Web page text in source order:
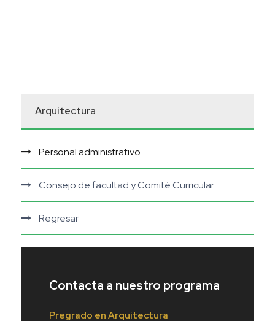
Arquitectura
Personal administrativo
Consejo de facultad y Comité Curricular
Regresar
Contacta a nuestro programa
Pregrado en Arquitectura